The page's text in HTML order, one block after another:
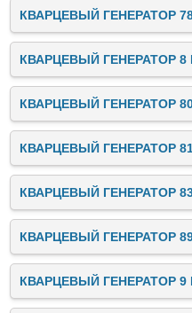
КВАРЦЕВЫЙ ГЕНЕРАТОР
КВАРЦЕВЫЙ ГЕНЕРАТОР 8
КВАРЦЕВЫЙ ГЕНЕРАТОР
КВАРЦЕВЫЙ ГЕНЕРАТОР
КВАРЦЕВЫЙ ГЕНЕРАТОР
КВАРЦЕВЫЙ ГЕНЕРАТОР
КВАРЦЕВЫЙ ГЕНЕРАТОР 9